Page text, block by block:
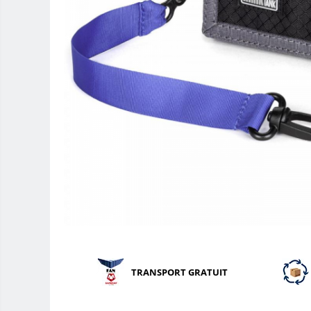
Adaptoare montura / baioneta
Capace obiectiv si camera
Blitz-uri TTL - Dedicate
TRANSPORT GRATUIT